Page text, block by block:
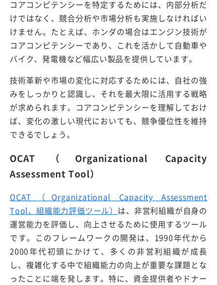
コアコンピテンシーを特定するためには、内部分析だ
けではなく、競合分析や市場分析も実施しなければい
けません。たとえば、ホンダの場合はエンジン技術が
コアコンピテンシーであり、これを活かして自動車や
バイク、発電機など幅広い製品を提供しています。
技術革新や市場の変化に対応するためには、自社の強
みをしっかりと認識し、それを最大限に活用する戦略
が求められます。コアコンピテンシーを理解しておけ
ば、変化の激しい現代においても、競争優位性を維持
できるでしょう。
OCAT（Organizational Capacity
Assessment Tool）
OCAT（Organizational Capacity Assessment
Tool、組織能力評価ツール） は、非営利組織が自身の
運営能力を評価し、向上させるために使用するツール
です。このフレームワークの開発は、1990年代から
2000年代初頭にかけて、多くの非営利組織が成長
し、複雑化する中で組織能力の向上が重要な課題とな
ったことに端を発します。特に、資金提供者やドナー